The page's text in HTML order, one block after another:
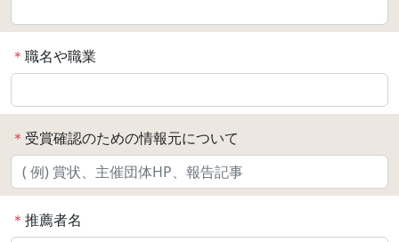
＊ 職名や職業
＊ 受賞確認のための情報元について
＊ 推薦者名